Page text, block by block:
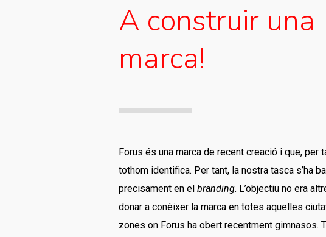
A construir una
marca!
Forus és una marca de recent creació i que, per
tothom identifica. Per tant, la nostra tasca s’ha
precisament en elbranding. L’objectiu no era
donar a conèixer la marca en totes aquelles
zones on Forus ha obert recentment gimnasos.